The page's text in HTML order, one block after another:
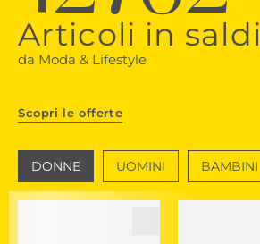
Articoli in saldi
da Moda & Lifestyle
Scopri le offerte
DONNE UOMINI BAMBINI